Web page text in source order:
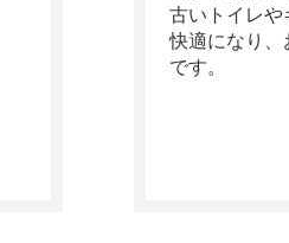
古いトイレや
快適になり、
です。